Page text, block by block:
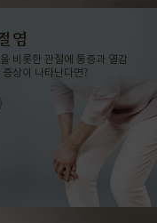
염
비롯한 관절에 통증과 열감
증상이 나타난다면?